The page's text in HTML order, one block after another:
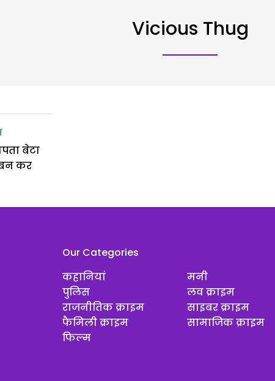
Vicious Thug
बेटा
कर
Our Categories
कहानियां
पुलिस
राजनीतिक क्राइम
फैमिली क्राइम
फिल्म
मनी
लव क्राइम
साइबर क्राइम
सामाजिक क्राइम